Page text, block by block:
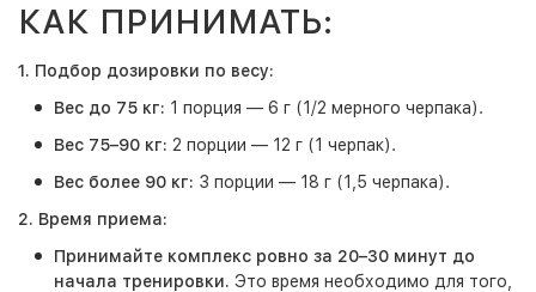
КАК ПРИНИМАТЬ:
1. Подбор дозировки по весу:
Вес до 75 кг: 1 порция — 6 г (1/2 мерного черпака).
Вес 75–90 кг: 2 порции — 12 г (1 черпак).
Вес более 90 кг: 3 порции — 18 г (1,5 черпака).
2. Время приема:
Принимайте комплекс ровно за 20–30 минут до
начала тренировки. Это время необходимо для того,